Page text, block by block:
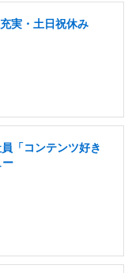
実・土日祝休み
「コンテンツ好き
ー